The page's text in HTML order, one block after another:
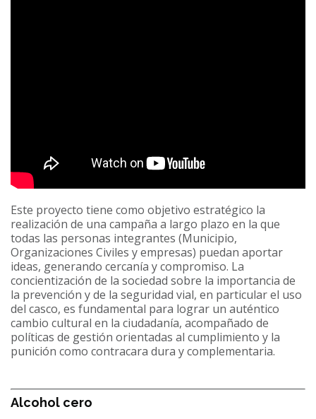
Este proyecto tiene como objetivo estratégico la
realización de una campaña a largo plazo en la que
todas las personas integrantes (Municipio,
Organizaciones Civiles y empresas) puedan aportar
ideas, generando cercanía y compromiso. La
concientización de la sociedad sobre la importancia de
la prevención y de la seguridad vial, en particular el uso
del casco, es fundamental para lograr un auténtico
cambio cultural en la ciudadanía, acompañado de
políticas de gestión orientadas al cumplimiento y la
punición como contracara dura y complementaria.
Alcohol cero